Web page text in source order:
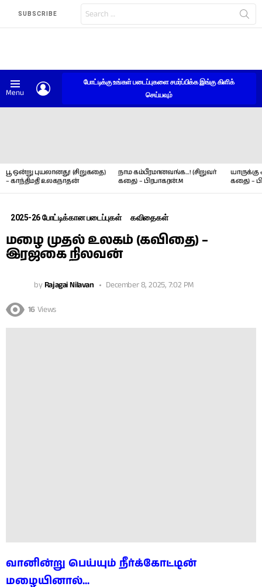
SUBSCRIBE
for:
Menu
போட்டிக்கு உங்கள் படைப்புகளை சமர்ப்பிக்க இங்கு கிளிக்
செய்யவும்
பூ ஒன்று புயலானது! (சிறுகதை)
– காந்திமதி உலகநாதன்
நாம கம்பீரமானவங்க…! (சிறுவர்
கதை) – பிரபாகரன்.M
யாருக்கு
கதை) –
2025-26 போட்டிக்கான படைப்புகள் கவிதைகள்
மழை முதல் உலகம் (கவிதை) –
இரஜகை நிலவன்
byRajagai Nilavan December 8, 2025, 7:02 PM
16 Views
வானின்று பெய்யும் நீர்க்கோட்டின்
மழையினால்...